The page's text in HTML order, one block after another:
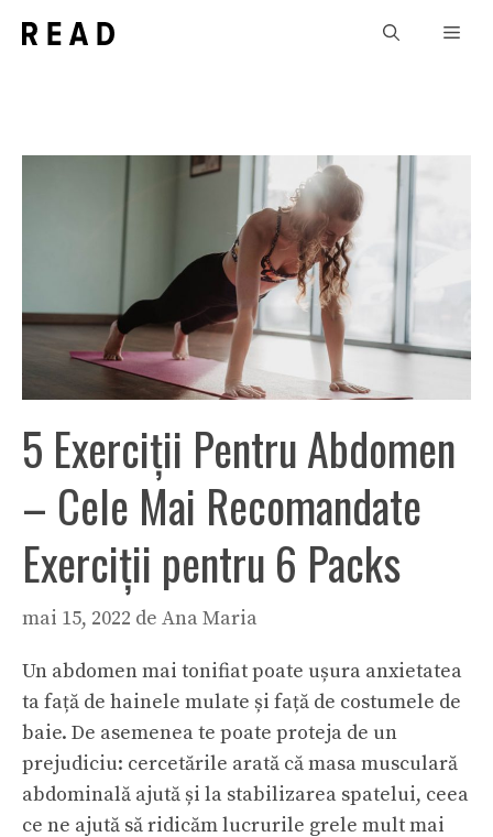
5 Exerciții Pentru Abdomen
– Cele Mai Recomandate
Exerciții pentru 6 Packs
mai 15, 2022 de Ana Maria
Un abdomen mai tonifiat poate ușura anxietatea
ta față de hainele mulate și față de costumele de
baie. De asemenea te poate proteja de un
prejudiciu: cercetările arată că masa musculară
abdominală ajută și la stabilizarea spatelui, ceea
ce ne ajută să ridicăm lucrurile grele mult mai